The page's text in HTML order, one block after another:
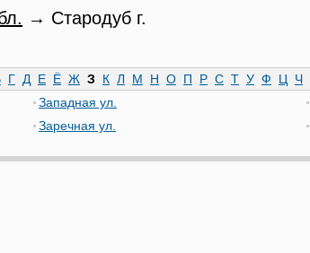
→ Стародуб г.
Г Д Е Ё Ж З К Л М Н О П Р С Т У Ф Ц Ч
Западная ул.
Заречная ул.